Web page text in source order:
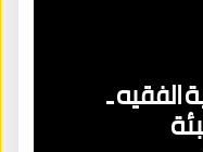
الفقيه ـ